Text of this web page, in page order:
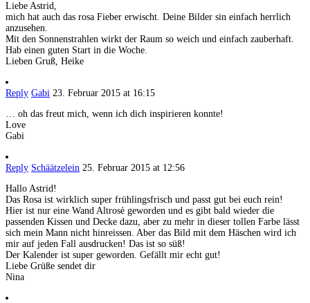
Liebe Astrid,
mich hat auch das rosa Fieber erwischt. Deine Bilder sin einfach herrlich
anzusehen.
Mit den Sonnenstrahlen wirkt der Raum so weich und einfach zauberhaft.
Hab einen guten Start in die Woche.
Lieben Gruß, Heike
Reply Gabi 23. Februar 2015 at 16:15
… oh das freut mich, wenn ich dich inspirieren konnte!
Love
Gabi
Reply Schäätzelein 25. Februar 2015 at 12:56
Hallo Astrid!
Das Rosa ist wirklich super frühlingsfrisch und passt gut bei euch rein!
Hier ist nur eine Wand Altrosè geworden und es gibt bald wieder die
passenden Kissen und Decke dazu, aber zu mehr in dieser tollen Farbe lässt
sich mein Mann nicht hinreissen. Aber das Bild mit dem Häschen wird ich
mir auf jeden Fall ausdrucken! Das ist so süß!
Der Kalender ist super geworden. Gefällt mir echt gut!
Liebe Grüße sendet dir
Nina